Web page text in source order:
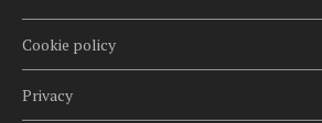
Cookie policy
Privacy